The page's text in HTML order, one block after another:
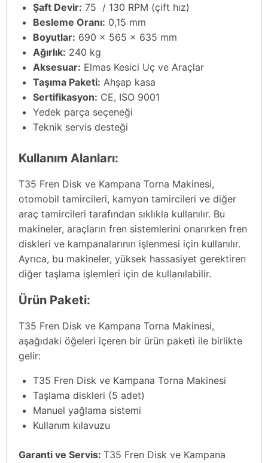
Şaft Devir: 75 / 130 RPM (çift hız)
Besleme Oranı: 0,15 mm
Boyutlar: 690 x 565 x 635 mm
Ağırlık: 240 kg
Aksesuar: Elmas Kesici Uç ve Araçlar
Taşıma Paketi: Ahşap kasa
Sertifikasyon: CE, ISO 9001
Yedek parça seçeneği
Teknik servis desteği
Kullanım Alanları:
T35 Fren Disk ve Kampana Torna Makinesi,
otomobil tamircileri, kamyon tamircileri ve diğer
araç tamircileri tarafından sıklıkla kullanılır. Bu
makineler, araçların fren sistemlerini onarırken fren
diskleri ve kampanalarının işlenmesi için kullanılır.
Ayrıca, bu makineler, yüksek hassasiyet gerektiren
diğer taşlama işlemleri için de kullanılabilir.
Ürün Paketi:
T35 Fren Disk ve Kampana Torna Makinesi,
aşağıdaki öğeleri içeren bir ürün paketi ile birlikte
gelir:
T35 Fren Disk ve Kampana Torna Makinesi
Taşlama diskleri (5 adet)
Manuel yağlama sistemi
Kullanım kılavuzu
Garanti ve Servis: T35 Fren Disk ve Kampana